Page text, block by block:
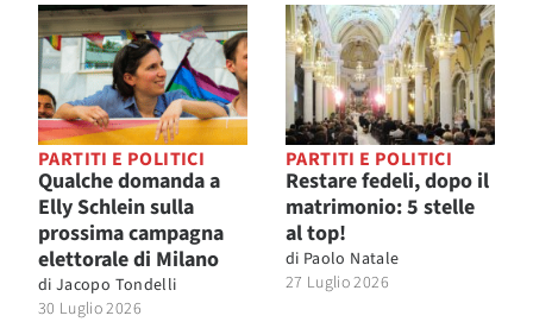
PARTITI E POLITICI
Qualche domanda a
Elly Schlein sulla
prossima campagna
elettorale di Milano
di Jacopo Tondelli
30 Luglio 2026
PARTITI E POLITICI
Restare fedeli, dopo il
matrimonio: 5 stelle
al top!
di Paolo Natale
27 Luglio 2026